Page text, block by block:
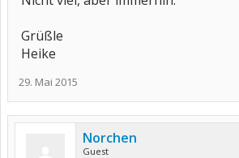
Grüßle
Heike
29. Mai 2015
Norchen
Guest